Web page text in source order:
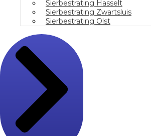
Sierbestrating Hasselt
Sierbestrating Zwartsluis
Sierbestrating Olst